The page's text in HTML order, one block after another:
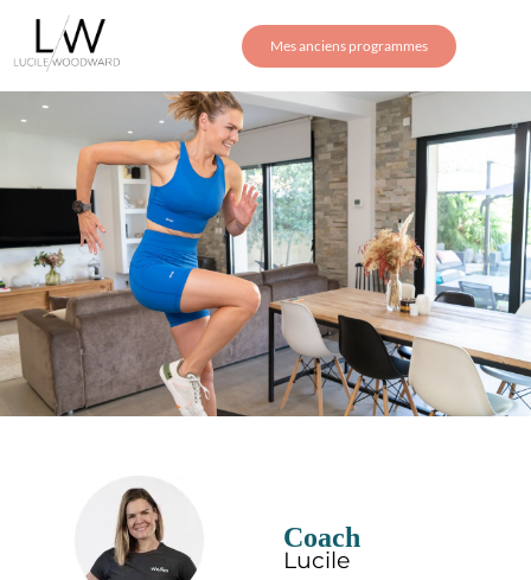
Mes anciens programmes
Cardio TrainingCoach
Lucile